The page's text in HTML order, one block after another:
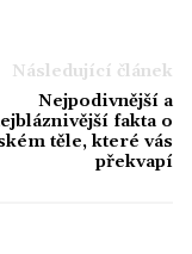
Následující článek
Nejpodivnější a
fakta o
těle, které vás
překvapí